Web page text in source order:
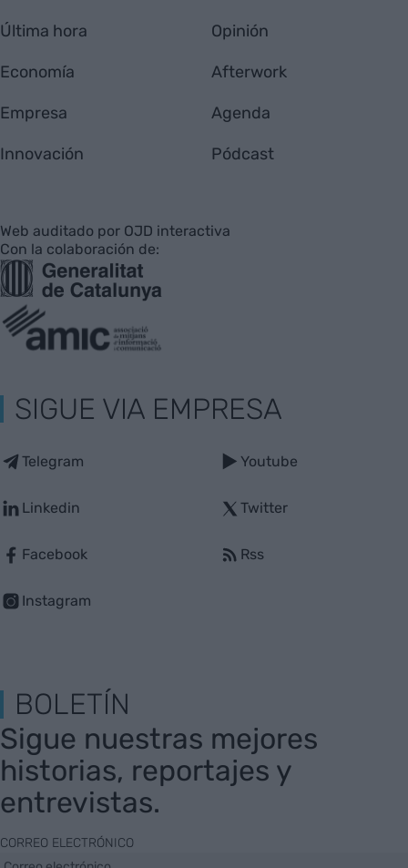
Última hora
Economía
Empresa
Innovación
Opinión
Afterwork
Agenda
Pódcast
Web auditado por OJD interactiva
Con la colaboración de:
SIGUE VIA EMPRESA
Telegram
Linkedin
Facebook
Instagram
Youtube
Twitter
Rss
BOLETÍN
Sigue nuestras mejores
historias, reportajes y
entrevistas.
CORREO ELECTRÓNICO